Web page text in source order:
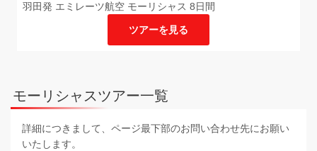
羽田発 エミレーツ航空 モーリシャス 8日間
ツアーを見る
モーリシャスツアー一覧
詳細につきまして、ページ最下部のお問い合わせ先にお願い
いたします。